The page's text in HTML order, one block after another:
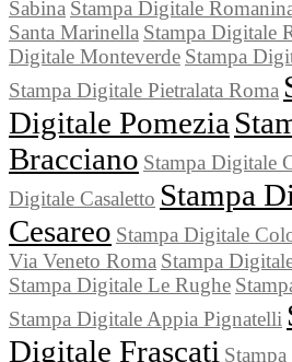
Sabina Stampa Digitale
Santa Marinella Stampa Digitale
Digitale Monteverde Stampa
Stampa Digitale Pietralata Roma
Digitale Pomezia
Bracciano Stampa Digitale
Digitale Casaletto Stampa
Cesareo Stampa Digitale
Via Veneto Roma Stampa
Stampa Digitale Le Rughe
Stampa Digitale Appia Pignatelli
Digitale Frascati